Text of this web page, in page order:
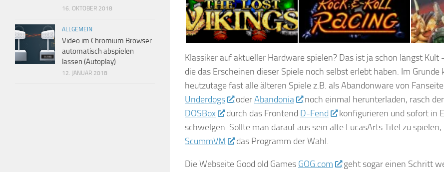
The Lost Vikings Rock & Roll Racing
Klassiker auf aktueller Hardware spielen? Das ist ja schon längst Kult
die das Erscheinen dieser Spiele noch selbst erlebt haben. Im Grunde
heutzutage fast alle älteren Spiele z.B. als Abandonware von
Underdogs
oderAbandonia
noch einmal herunterladen, rasch
DOSBox
durch das Frontend D-Fend
konfigurieren und sofort in
schwelgen. Sollte man darauf aus sein alte LucasArts Titel zu
ScummVM
das Programm der Wahl.
Die Webseite Good old Games GOG.com
geht sogar einen Schritt
16. OKTOBER 2018
ALLGEMEIN
Video im Chromium Browser
automatisch abspielen
lassen (Autoplay)
12. JANUAR 2018